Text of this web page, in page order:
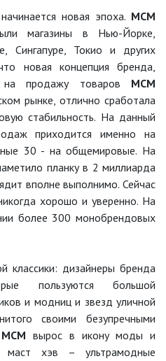
новая эпоха. MCM
магазины в Нью-Йорке,
Сингапуре, Токио и других
новая концепция бренда,
на продажу товаров MCM
рынке, отлично сработала
стабильность. На данный
приходится именно на
30 - на общемировые. На
планку в 2 миллиарда
вполне выполнимо. Сейчас
хорошо и уверенно. На
более 300 монобрендовых
классики: дизайнеры бренда
пользуются большой
и модниц и звезд уличной
своими безупречными
MCMвырос в икону моды и
маст хэв – ультрамодные